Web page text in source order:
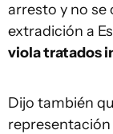
arresto y no se
extradición a
viola tratados
Dijo también